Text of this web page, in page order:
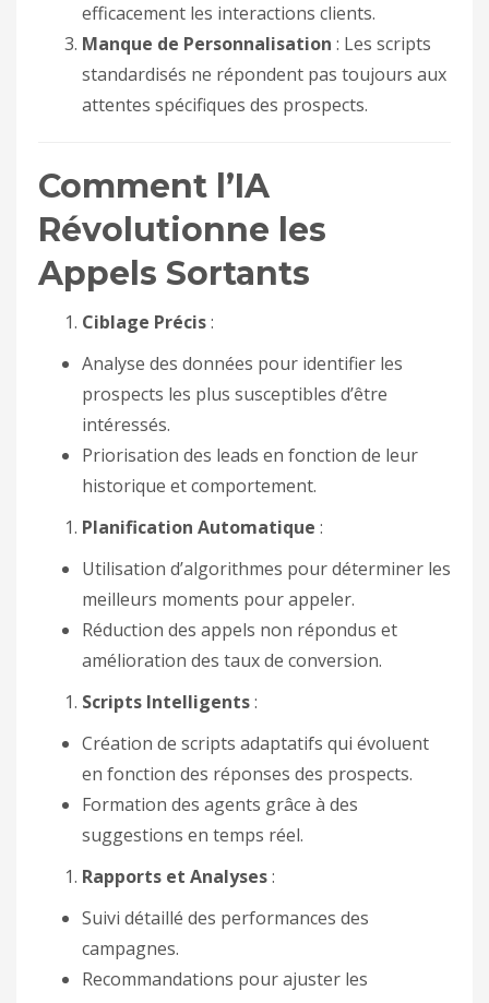
efficacement les interactions clients.
Manque de Personnalisation : Les scripts
standardisés ne répondent pas toujours aux
attentes spécifiques des prospects.
Comment l’IA
Révolutionne les
Appels Sortants
Ciblage Précis:
Analyse des données pour identifier les
prospects les plus susceptibles d’être
intéressés.
Priorisation des leads en fonction de leur
historique et comportement.
Planification Automatique :
Utilisation d’algorithmes pour déterminer les
meilleurs moments pour appeler.
Réduction des appels non répondus et
amélioration des taux de conversion.
Scripts Intelligents:
Création de scripts adaptatifs qui évoluent
en fonction des réponses des prospects.
Formation des agents grâce à des
suggestions en temps réel.
Rapports et Analyses:
Suivi détaillé des performances des
campagnes.
Recommandations pour ajuster les